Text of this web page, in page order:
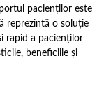
pacienților este
reprezintă o soluție
rapid a pacienților
beneficiile și